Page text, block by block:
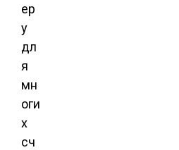
ер
у
дл
я
мн
оги
х
сч